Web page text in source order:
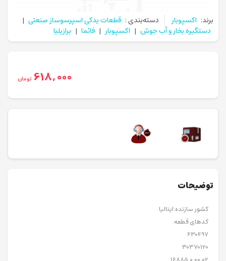
برند: اکسپوبار دسته‌بندی : قطعات یدکی اسپرسوساز صنعتی |
دستگیره بخار و آب جوش | اکسپوبار | فائما | برازیلیا
618,000 تومان
توضیحات
کشور سازنده:ایتالیا
کدهای قطعه:
630497
30370120